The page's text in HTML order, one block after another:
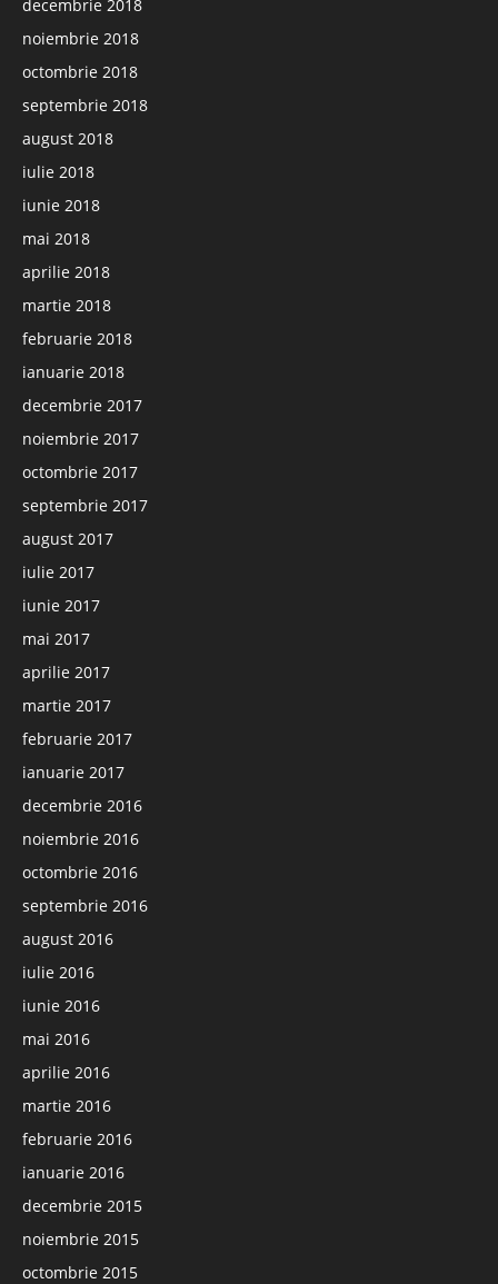
decembrie 2018
noiembrie 2018
octombrie 2018
septembrie 2018
august 2018
iulie 2018
iunie 2018
mai 2018
aprilie 2018
martie 2018
februarie 2018
ianuarie 2018
decembrie 2017
noiembrie 2017
octombrie 2017
septembrie 2017
august 2017
iulie 2017
iunie 2017
mai 2017
aprilie 2017
martie 2017
februarie 2017
ianuarie 2017
decembrie 2016
noiembrie 2016
octombrie 2016
septembrie 2016
august 2016
iulie 2016
iunie 2016
mai 2016
aprilie 2016
martie 2016
februarie 2016
ianuarie 2016
decembrie 2015
noiembrie 2015
octombrie 2015